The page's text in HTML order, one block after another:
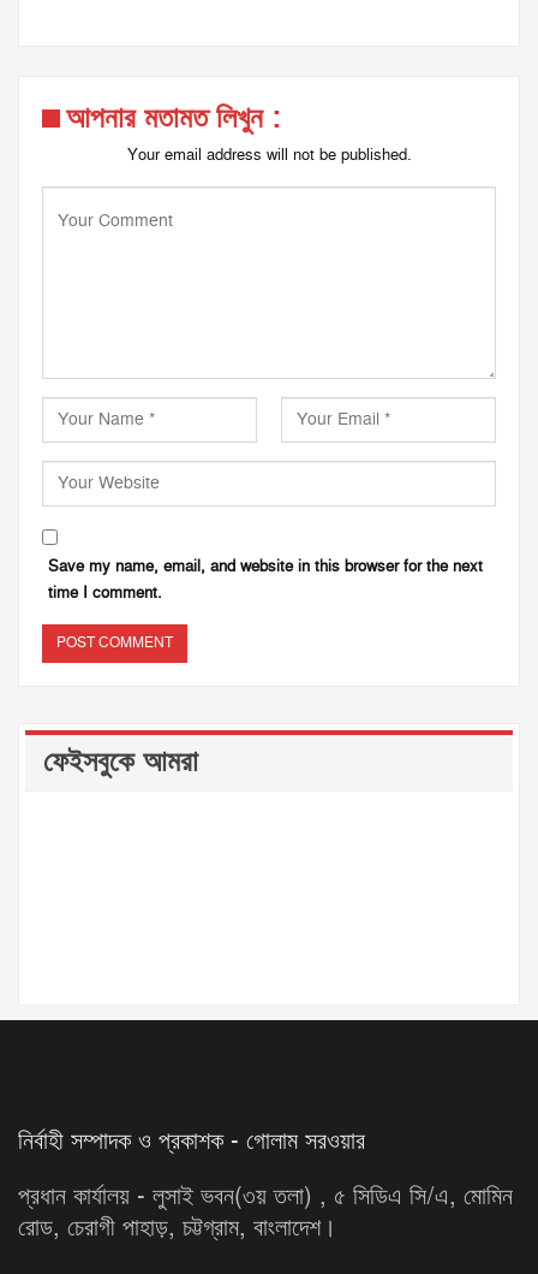
আপনার মতামত লিখুন :
Your email address will not be published.
Save my name, email, and website in this browser for the next
time I comment.
ফেইসবুকে আমরা
নির্বাহী সম্পাদক ও প্রকাশক - গোলাম সরওয়ার
প্রধান কার্যালয় - লুসাই ভবন(৩য় তলা) , ৫ সিডিএ সি/এ, মোমিন
রোড, চেরাগী পাহাড়, চট্টগ্রাম, বাংলাদেশ।